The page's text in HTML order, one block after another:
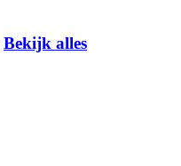
Bekijk alles